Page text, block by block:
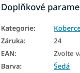
Doplňkové
Kategorie:
Záruka:
24
EAN:
Zvolte
Barva:
Šedá